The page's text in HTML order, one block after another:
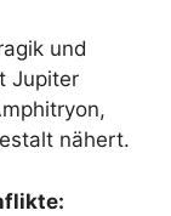
und
Jupiter
nähert.